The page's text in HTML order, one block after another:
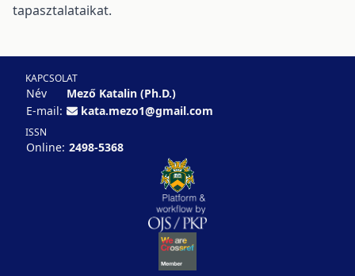
tapasztalataikat.
KAPCSOLAT
Név
Mező Katalin (Ph.D.)
E-mail:
kata.mezo1@gmail.com
ISSN
Online: 2498-5368